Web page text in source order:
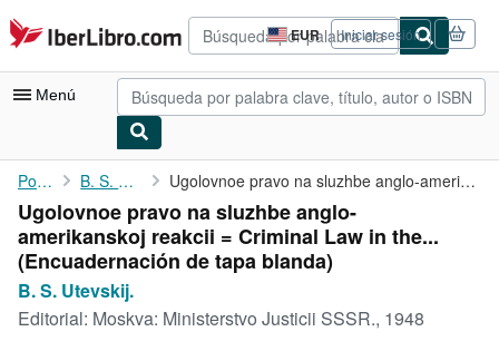
Pasar al contenido principal
IberLibro.com EUR
Preferencias
de
compra
del
Iniciar sesión
Menú
Mi cuenta
Consultar mis pedidos
Búsqueda avanzada
Colecciones
Portada B. S. Utevskij. Ugolovnoe pravo na sluzhbe anglo-amerikanskoj reakcii = Criminal...
Ugolovnoe pravo na sluzhbe anglo-
amerikanskoj reakcii = Criminal Law in the...
(Encuadernación de tapa blanda)
B. S. Utevskij.
Editorial: Moskva: Ministerstvo Justicii SSSR., 1948